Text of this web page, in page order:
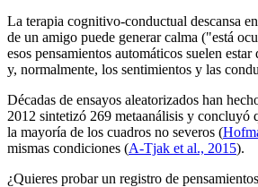
La terapia cognitivo-conductual descansa
de un amigo puede generar calma ("está
esos pensamientos automáticos suelen
y, normalmente, los sentimientos y las
Décadas de ensayos aleatorizados han
2012 sintetizó 269 metaanálisis y concluyó
la mayoría de los cuadros no severos (
mismas condiciones (A-Tjak et al., 2015).
¿Quieres probar un registro de